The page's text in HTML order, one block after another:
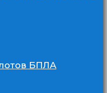
БПЛА